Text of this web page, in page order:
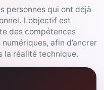
personnes qui ont déjà
L’objectif est
des compétences
afin d’ancrer
la réalité technique.